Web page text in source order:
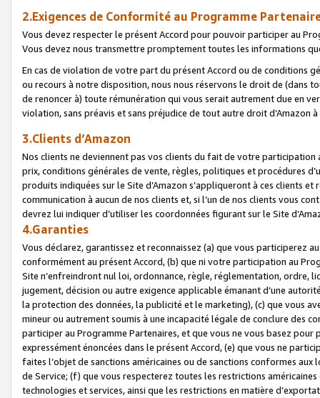
2.Exigences de Conformité au Programme
Vous devez respecter le présent Accord pour pouvoir participer au
Vous devez nous transmettre promptement toutes les informations
En cas de violation de votre part du présent Accord ou de conditions
ou recours à notre disposition, nous nous réservons le droit de (dans
de renoncer à) toute rémunération qui vous serait autrement due en
violation, sans préavis et sans préjudice de tout autre droit
3.Clients d’Amazon
Nos clients ne deviennent pas vos clients du fait de votre
prix, conditions générales de vente, règles, politiques et procédures
produits indiquées sur le Site d’Amazon s’appliqueront à ces clients
communication à aucun de nos clients et, si l’un de nos clients vous
devrez lui indiquer d’utiliser les coordonnées figurant sur le Site
4.Garanties
Vous déclarez, garantissez et reconnaissez (a) que vous participerez
conformément au présent Accord, (b) que ni votre participation au
Site n’enfreindront nul loi, ordonnance, règle, réglementation, ordre,
jugement, décision ou autre exigence applicable émanant d’une
la protection des données, la publicité et le marketing), (c) que vous
mineur ou autrement soumis à une incapacité légale de conclure des
participer au Programme Partenaires, et que vous ne vous basez
expressément énoncées dans le présent Accord, (e) que vous ne
faites l’objet de sanctions américaines ou de sanctions conformes
de Service; (f) que vous respecterez toutes les restrictions
technologies et services, ainsi que les restrictions en matière